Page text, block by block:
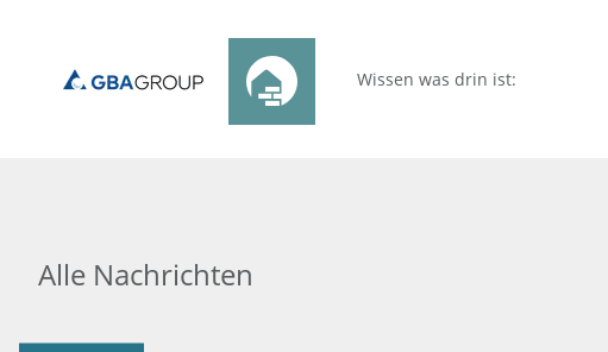
Wissen was drin ist:
Alle Nachrichten